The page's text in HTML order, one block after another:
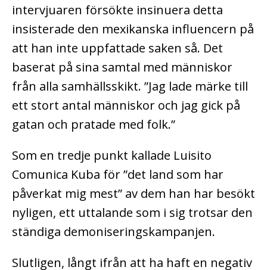
intervjuaren försökte insinuera detta
insisterade den mexikanska influencern på
att han inte uppfattade saken så. Det
baserat på sina samtal med människor
från alla samhällsskikt. ”Jag lade märke till
ett stort antal människor och jag gick på
gatan och pratade med folk.”
Som en tredje punkt kallade Luisito
Comunica Kuba för ”det land som har
påverkat mig mest” av dem han har besökt
nyligen, ett uttalande som i sig trotsar den
ständiga demoniseringskampanjen.
Slutligen, långt ifrån att ha haft en negativ